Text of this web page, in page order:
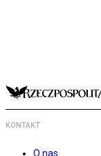
KONTAKT
O nas